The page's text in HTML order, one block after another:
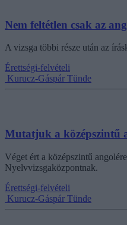
Nem feltétlen csak az
A vizsga többi része után az
Érettségi-felvételi
Kurucz-Gáspár Tünde
Mutatjuk a középszintű
Véget ért a középszintű
Nyelvvizsgaközpontnak.
Érettségi-felvételi
Kurucz-Gáspár Tünde